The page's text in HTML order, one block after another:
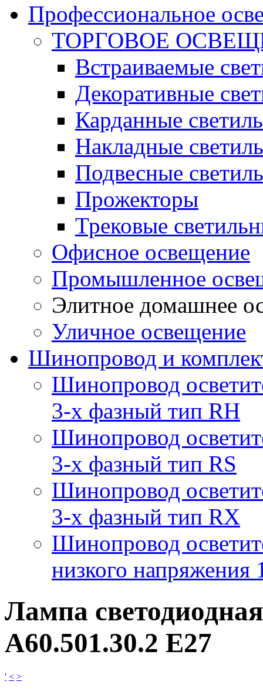
Профессиональное
ТОРГОВОЕ
Встраиваемые
Декоративные
Карданные
Накладные
Подвесные
Прожекторы
Трековые
Офисное освещение
Промышленное
Элитное домашнее
Уличное освещение
Шинопровод и
Шинопровод
3-х фазный тип RH
Шинопровод
3-х фазный тип RS
Шинопровод
3-х фазный тип RX
Шинопровод
низкого напряжения
Лампа
A60.501.30.2 E27
' < >